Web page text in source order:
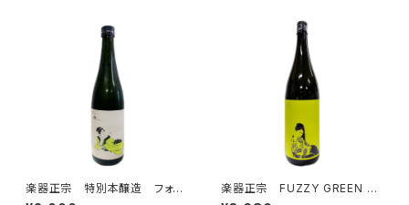
楽器正宗 特別本醸造 フォル
テピアノ 720ml
楽器正宗 FUZZY GREEN 本
醸造 1800ml